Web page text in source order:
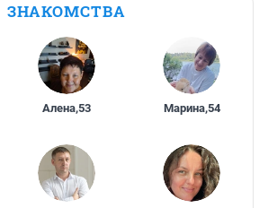
ЗНАКОМСТВА
Алена,53 Марина,54